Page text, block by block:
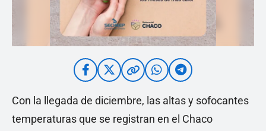
Con la llegada de diciembre, las altas y sofocantes
temperaturas que se registran en el Chaco